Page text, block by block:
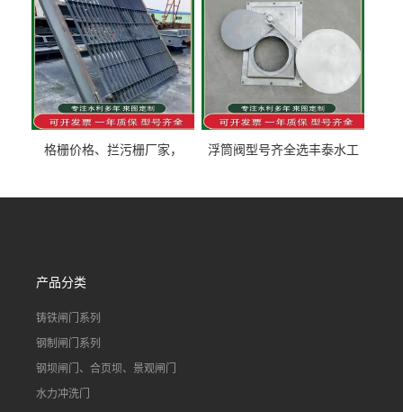
格栅价格、拦污栅厂家，
浮筒阀型号齐全选丰泰水工
道水库电站污水处理钢制闸
产品分类
铸铁闸门系列
钢制闸门系列
钢坝闸门、合页坝、景观闸门
水力冲洗门